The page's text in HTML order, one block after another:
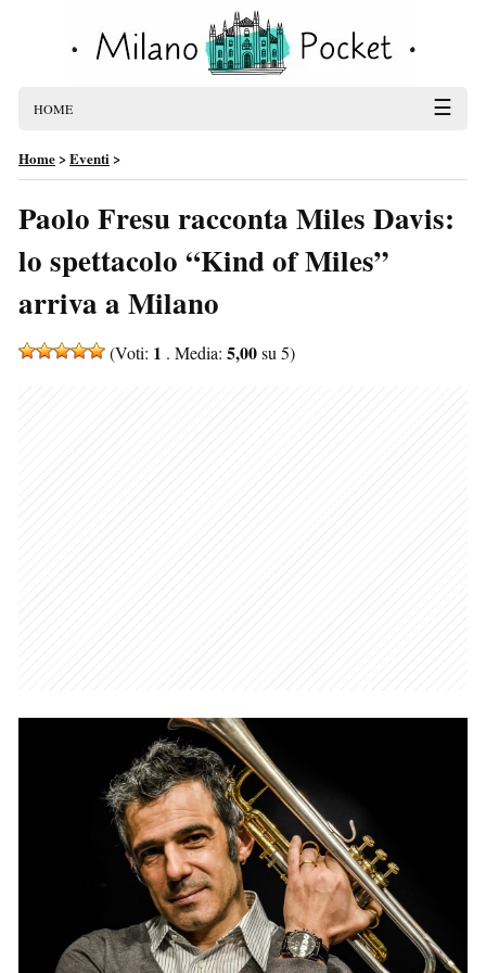
HOME ☰
Home>Eventi>
Paolo Fresu racconta Miles Davis:
lo spettacolo “Kind of Miles”
arriva a Milano
(Voti: 1 . Media: 5,00su 5)